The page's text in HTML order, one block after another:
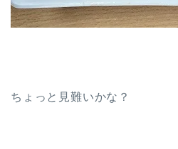
ちょっと見難いかな？